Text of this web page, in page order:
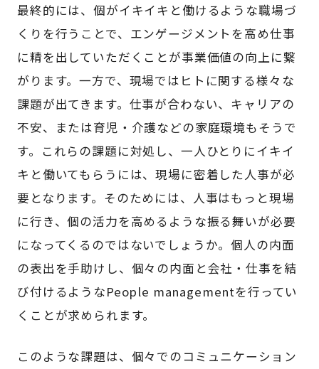
最終的には、個がイキイキと働けるような職場づ
くりを行うことで、エンゲージメントを高め仕事
に精を出していただくことが事業価値の向上に繋
がります。一方で、現場ではヒトに関する様々な
課題が出てきます。仕事が合わない、キャリアの
不安、または育児・介護などの家庭環境もそうで
す。これらの課題に対処し、一人ひとりにイキイ
キと働いてもらうには、現場に密着した人事が必
要となります。そのためには、人事はもっと現場
に行き、個の活力を高めるような振る舞いが必要
になってくるのではないでしょうか。個人の内面
の表出を手助けし、個々の内面と会社・仕事を結
び付けるようなPeople managementを行ってい
くことが求められます。
このような課題は、個々でのコミュニケーション